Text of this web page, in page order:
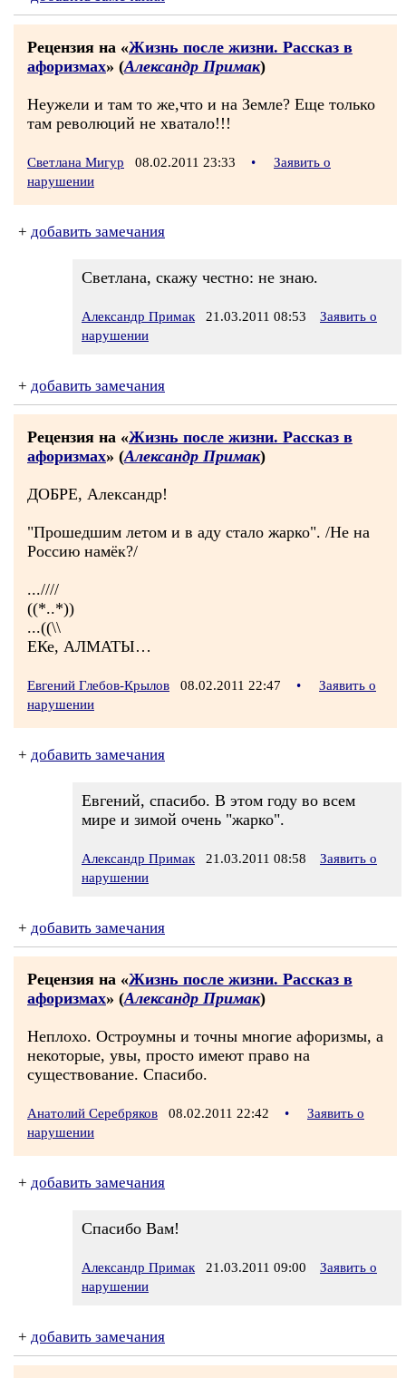
Рецензия на «Жизнь после жизни. Рассказ в
афоризмах» (Александр Примак)
Неужели и там то же,что и на Земле? Еще только
там революций не хватало!!!
Светлана Мигур 08.02.2011 23:33 •
Заявить о
нарушении
+ добавить замечания
Светлана, скажу честно: не знаю.
Александр Примак 21.03.2011 08:53
Заявить о
нарушении
+ добавить замечания
Рецензия на «Жизнь после жизни. Рассказ в
афоризмах» (Александр Примак)
ДОБРЕ, Александр!
"Прошедшим летом и в аду стало жарко". /Не на
Россию намёк?/
...////
((*..*))
...((\\
ЕКе, АЛМАТЫ…
Евгений Глебов-Крылов 08.02.2011 22:47 •
Заявить о
нарушении
+ добавить замечания
Евгений, спасибо. В этом году во всем
мире и зимой очень "жарко".
Александр Примак 21.03.2011 08:58
Заявить о
нарушении
+ добавить замечания
Рецензия на «Жизнь после жизни. Рассказ в
афоризмах» (Александр Примак)
Неплохо. Остроумны и точны многие афоризмы, а
некоторые, увы, просто имеют право на
существование. Спасибо.
Анатолий Серебряков 08.02.2011 22:42 •
Заявить о
нарушении
+ добавить замечания
Спасибо Вам!
Александр Примак 21.03.2011 09:00
Заявить о
нарушении
+ добавить замечания